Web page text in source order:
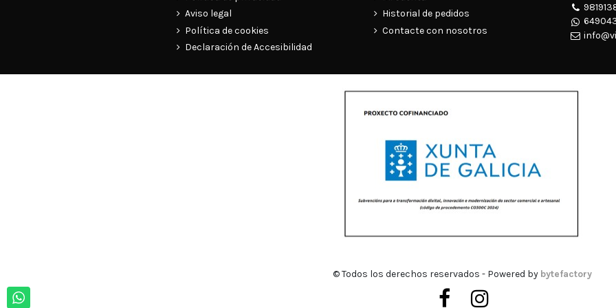
Aviso legal
Política de cookies
Declaración de Accesibilidad
Historial de pedidos
Contacte con nosotros
© Todos los derechos reservados - Powered by bytefactory